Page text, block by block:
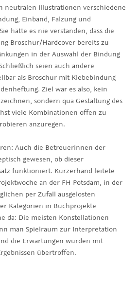
neutralen Illustrationen verschiedene
Einband, Falzung und
hätte es nie verstanden, dass die
Broschur/Hardcover bereits zu
in der Auswahl der Bindung
seien auch andere
als Broschur mit Klebebindung
Ziel war es also, kein
sondern qua Gestaltung des
viele Kombinationen offen zu
anzuregen.
Auch die Betreuerinnen der
gewesen, ob dieser
funktioniert. Kurzerhand leitete
an der FH Potsdam, in der
per Zufall ausgelosten
Kategorien in Buchprojekte
da: Die meisten Konstellationen
man Spielraum zur Interpretation
die Erwartungen wurden mit
übertroffen.